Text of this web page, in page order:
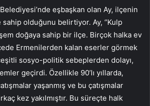
Belediyesi’nde eşbaşkan olan Ay, ilçenin
olduğunu belirtiyor. Ay, ‘’Kulp
doğaya sahip bir ilçe. Birçok halka ev
Ermenilerden kalan eserler görmek
sosyo-politik sebeplerden dolayı,
geçirdi. Özellikle 90’lı yıllarda,
yaşanmış ve bu çatışmalar
kez yakılmıştır. Bu süreçte halk